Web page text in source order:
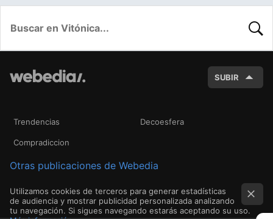
SUBIR
Trendencias Decoesfera
Compradiccion
Otras publicaciones de Webedia
Utilizamos cookies de terceros para generar estadísticas
de audiencia y mostrar publicidad personalizada analizando
tu navegación. Si sigues navegando estarás aceptando su uso.